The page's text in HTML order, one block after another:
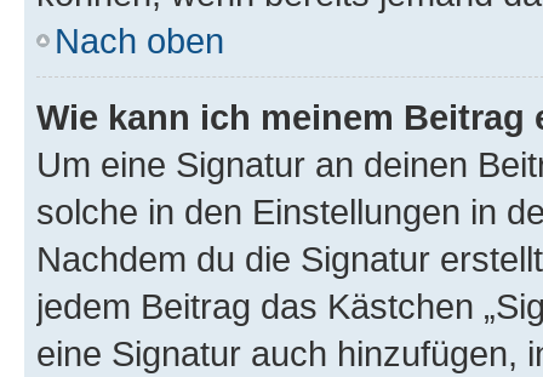
Nach oben
Wie kann ich meinem
Um eine Signatur an deinen
solche in den Einstellungen in
Nachdem du die Signatur
jedem Beitrag das Kästchen
eine Signatur auch hinzufügen,